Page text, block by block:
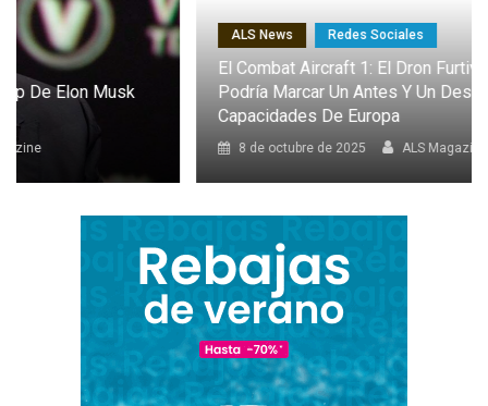
ALS News Redes Sociales
El Combat Aircraft 1: El Dron Furtivo Con IA Que
Podría Marcar Un Antes Y Un Después En Las
Capacidades De Europa
ALS Magazine